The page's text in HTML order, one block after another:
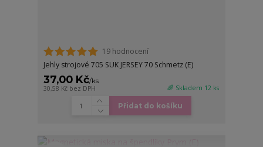
19 hodnocení
Jehly strojové 705 SUK JERSEY 70 Schmetz (E)
37,00 Kč/ks
30,58 Kč bez DPH 🌈 Skladem 12 ks
Přidat do košíku